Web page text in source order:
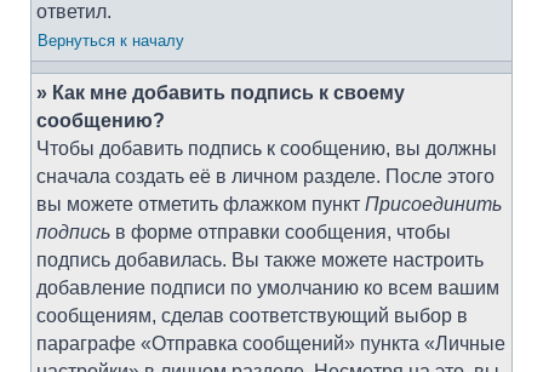
ответил.
Вернуться к началу
» Как мне добавить подпись к своему
сообщению?
Чтобы добавить подпись к сообщению, вы должны
сначала создать её в личном разделе. После этого
вы можете отметить флажком пункт Присоединить
подпись в форме отправки сообщения, чтобы
подпись добавилась. Вы также можете настроить
добавление подписи по умолчанию ко всем вашим
сообщениям, сделав соответствующий выбор в
параграфе «Отправка сообщений» пункта «Личные